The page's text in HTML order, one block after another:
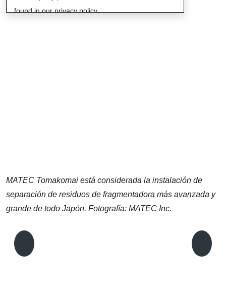
found in our privacy policy.
MATEC Tomakomai está considerada la instalación de
separación de residuos de fragmentadora más avanzada y
grande de todo Japón. Fotografía: MATEC Inc.